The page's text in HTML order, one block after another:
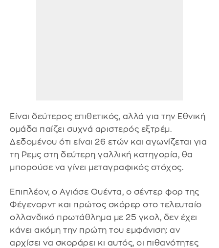
Είναι δεύτερος επιθετικός, αλλά για την Εθνική
ομάδα παίζει συχνά αριστερός εξτρέμ.
Δεδομένου ότι είναι 26 ετών και αγωνίζεται για
τη Ρεμς στη δεύτερη γαλλική κατηγορία, θα
μπορούσε να γίνει μεταγραφικός στόχος.
Επιπλέον, ο Αγιάσε Ουέντα, ο σέντερ φορ της
Φέγενορντ και πρώτος σκόρερ στο τελευταίο
ολλανδικό πρωτάθλημα με 25 γκολ, δεν έχει
κάνει ακόμη την πρώτη του εμφάνιση: αν
αρχίσει να σκοράρει κι αυτός, οι πιθανότητες